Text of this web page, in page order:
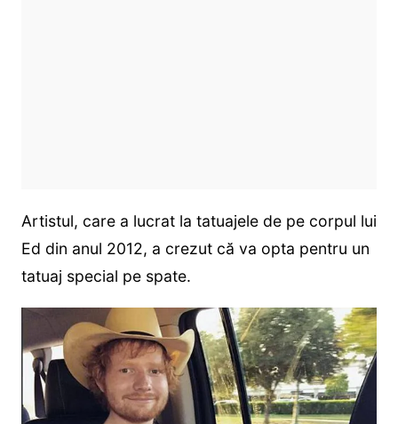
Artistul, care a lucrat la tatuajele de pe corpul lui
Ed din anul 2012, a crezut că va opta pentru un
tatuaj special pe spate.